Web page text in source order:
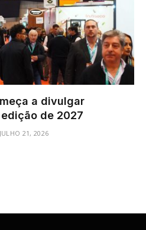
a divulgar
de 2027
JULHO 21, 2026